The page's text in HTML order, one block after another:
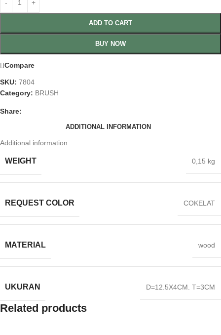
ADD TO CART
BUY NOW
Compare
SKU: 7804
Category: BRUSH
Share:
ADDITIONAL INFORMATION
Additional information
WEIGHT 0,15 kg
REQUEST COLOR COKELAT
MATERIAL wood
UKURAN D=12.5X4CM. T=3CM
Related products